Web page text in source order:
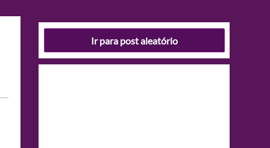
Ir para post aleatório